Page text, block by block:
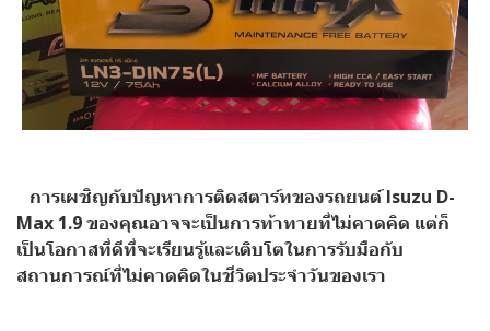
การเผชิญกับปัญหาการติดสตาร์ทของรถยนต์ Isuzu D-
Max 1.9 ของคุณอาจจะเป็นการท้าทายที่ไม่คาดคิด แต่ก็
เป็นโอกาสที่ดีที่จะเรียนรู้และเติบโตในการรับมือกับ
สถานการณ์ที่ไม่คาดคิดในชีวิตประจำวันของเรา